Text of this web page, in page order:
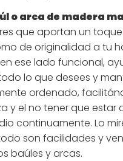
o arca de madera
que aportan un
de originalidad a tu
ese lado funcional,
lo que desees y
ordenado,
y el no tener que estar
continuamente. Lo
son facilidades y
baúles y arcas.